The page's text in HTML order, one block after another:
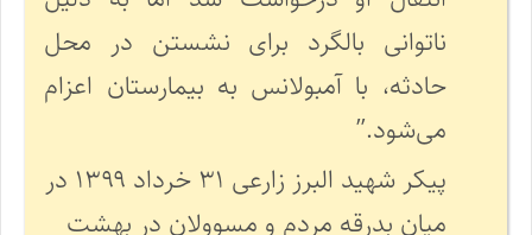
ناتوانی بالگرد برای نشستن در محل
حادثه، با آمبولانس به بیمارستان اعزام
می‌شود.”
پیکر شهید البرز زارعی ۳۱ خرداد ۱۳۹۹ در
میان بدرقه مردم و مسوولان در بهشت